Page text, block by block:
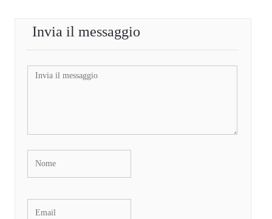
Invia il messaggio